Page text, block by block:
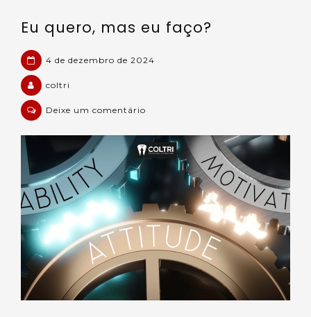
Eu quero, mas eu faço?
4 de dezembro de 2024
coltri
Deixe um comentário
quero,
mas